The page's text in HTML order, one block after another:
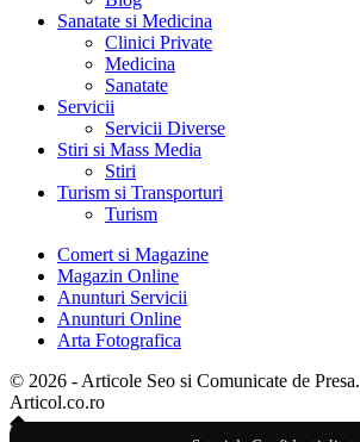
Sanatate si Medicina
Clinici Private
Medicina
Sanatate
Servicii
Servicii Diverse
Stiri si Mass Media
Stiri
Turism si Transporturi
Turism
Comert si Magazine
Magazin Online
Anunturi Servicii
Anunturi Online
Arta Fotografica
© 2026 - Articole Seo si Comunicate de Presa.
Articol.co.ro